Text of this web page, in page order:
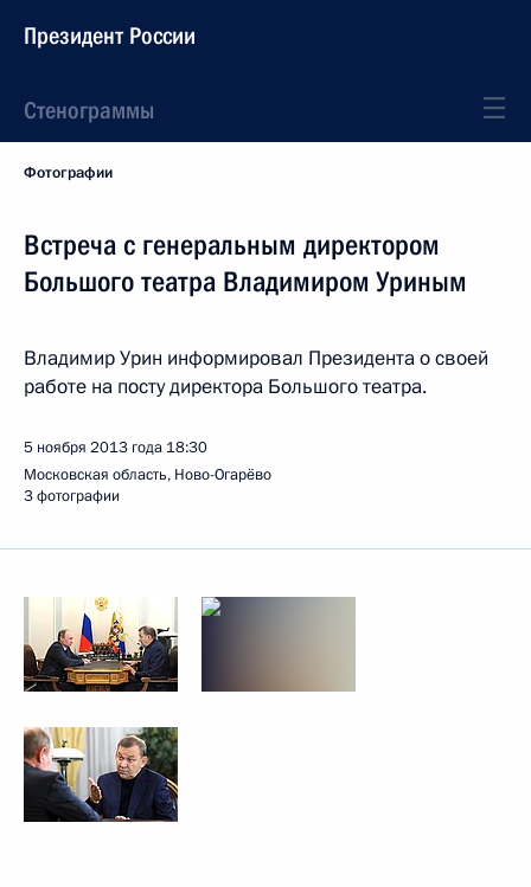
Президент России
Стенограммы
Фотографии
Встреча с генеральным директором
Большого театра Владимиром Уриным
Владимир Урин информировал Президента о своей
работе на посту директора Большого театра.
5 ноября 2013 года 18:30
Московская область, Ново-Огарёво
3 фотографии